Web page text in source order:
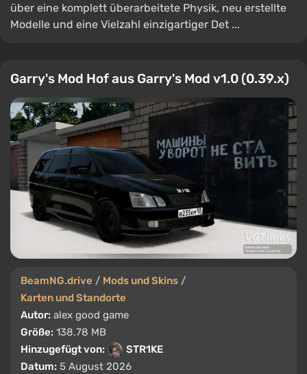
über eine komplett überarbeitete Physik, neu erstellte
Modelle und eine Vielzahl einzigartiger Det ...
Garry's Mod Hof aus Garry's Mod v1.0 (0.39.x)
BeamNG.drive / Mods und Skins /
Karten und Standorte
Autor: alex good game
Größe: 138.78 MB
Hinzugefügt von:
STR1KE
Datum: 5 August 2026